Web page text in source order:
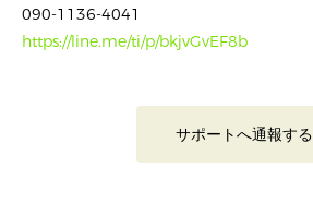
090-1136-4041
https://line.me/ti/p/bkjvGvEF8b
サポートへ通報する